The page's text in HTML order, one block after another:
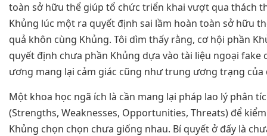
toàn sở hữu thể giúp tổ chức triển khai vượt qua thách
Khủng lúc một ra quyết định sai lầm hoàn toàn sở hữu
quả khôn cùng Khủng. Tôi dìm thấy rằng, cơ hội phần
quyết định chưa phần Khủng dựa vào tài liệu ngoại fake
ương mang lại cảm giác cũng như trung ương trạng của
Một khoa học ngã ích là cần mang lại pháp lao lý phân
(Strengths, Weaknesses, Opportunities, Threats) để
Khủng chọn chọn chưa giống nhau. Bí quyết ở đấy là